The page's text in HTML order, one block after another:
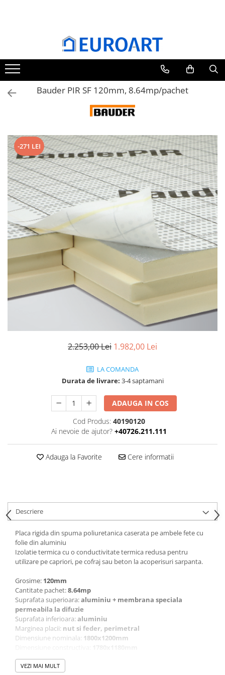
Bauder PIR SF 120mm, 8.64mp/pachet
-271 LEI
2.253,00 Lei 1.982,00 Lei
LA COMANDA
Durata de livrare: 3-4 saptamani
ADAUGA IN COS
Cod Produs: 40190120
Ai nevoie de ajutor? +40726.211.111
Adauga la Favorite Cere informatii
Descriere
Placa rigida din spuma poliuretanica caserata pe ambele fete cu
folie din aluminiu
Izolatie termica cu o conductivitate termica redusa pentru
utilizare pe capriori, pe cofraj sau beton la acoperisuri sarpanta.
Grosime: 120mm
Cantitate pachet:8.64mp
Suprafata superioara:aluminiu + membrana speciala
permeabila la difuzie
Suprafata inferioara:aluminiu
Marginea placii: nut si feder, perimetral
Dimensiune nominala: 1800x1200mm
Comportamentul la foc:
Rezistenta la compresiune:
VEZI MAI MULT